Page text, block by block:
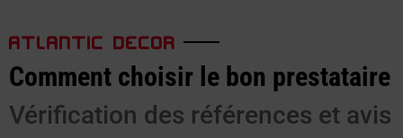
ATLANTIC DECOR
Comment choisir le bon prestataire
Vérification des références et avis